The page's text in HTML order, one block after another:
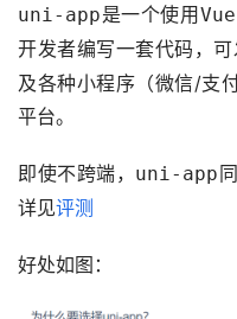
uni-app是一个使用
开发者编写一套代码，可
及各种小程序（微信/支
平台。
即使不跨端， uni-app
详见评测
好处如图：